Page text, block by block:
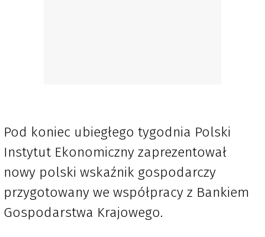
Pod koniec ubiegłego tygodnia Polski
Instytut Ekonomiczny zaprezentował
nowy polski wskaźnik gospodarczy
przygotowany we współpracy z Bankiem
Gospodarstwa Krajowego.